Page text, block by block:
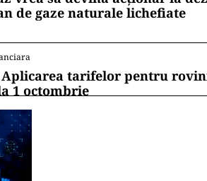
de gaze naturale lichefiate
Aplicarea tarifelor pentru
1 octombrie